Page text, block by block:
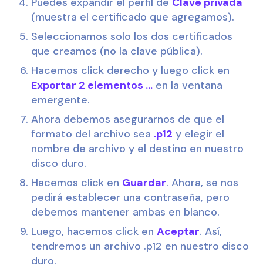
(muestra el certificado que agregamos).
Seleccionamos solo los dos certificados
que creamos (no la clave pública).
Hacemos click derecho y luego click en
Exportar 2 elementos ... en la ventana
emergente.
Ahora debemos asegurarnos de que el
formato del archivo sea .p12 y elegir el
nombre de archivo y el destino en nuestro
disco duro.
Hacemos click en Guardar. Ahora, se nos
pedirá establecer una contraseña, pero
debemos mantener ambas en blanco.
Luego, hacemos click en Aceptar. Así,
tendremos un archivo .p12 en nuestro disco
duro.